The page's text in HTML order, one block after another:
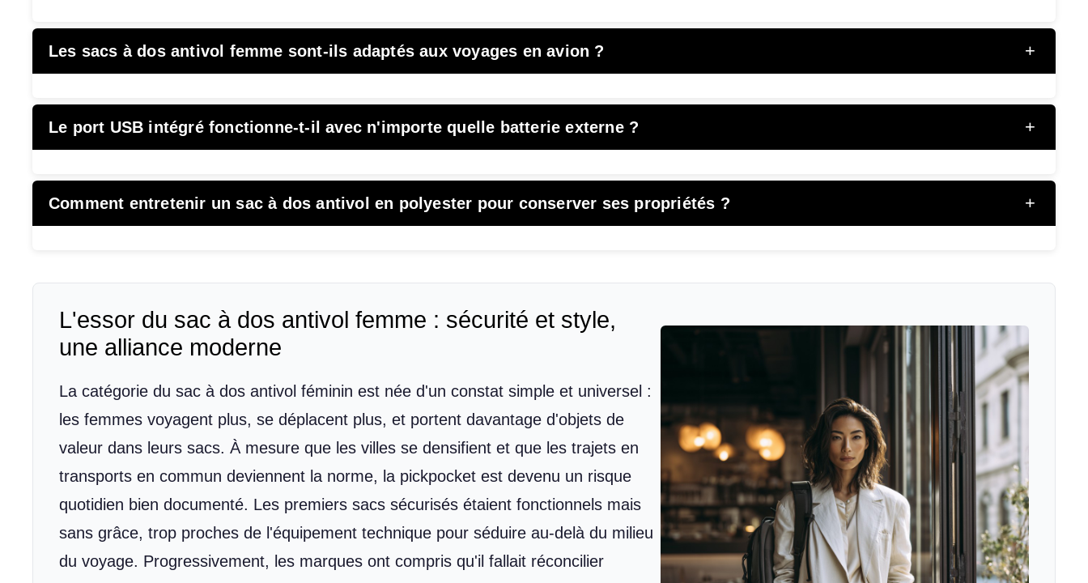
Les sacs à dos antivol femme sont-ils adaptés aux voyages en avion ? +
Le port USB intégré fonctionne-t-il avec n'importe quelle batterie externe ? +
Comment entretenir un sac à dos antivol en polyester pour conserver ses propriétés ? +
L'essor du sac à dos antivol femme : sécurité et style,
une alliance moderne
La catégorie du sac à dos antivol féminin est née d'un constat simple et universel :
les femmes voyagent plus, se déplacent plus, et portent davantage d'objets de
valeur dans leurs sacs. À mesure que les villes se densifient et que les trajets en
transports en commun deviennent la norme, la pickpocket est devenu un risque
quotidien bien documenté. Les premiers sacs sécurisés étaient fonctionnels mais
sans grâce, trop proches de l'équipement technique pour séduire au-delà du milieu
du voyage. Progressivement, les marques ont compris qu'il fallait réconcilier